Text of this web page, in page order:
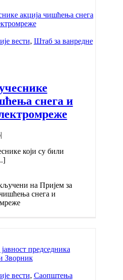
акција чишћења снега
вести, Штаб за ванредне
снега и
|
који су били
на Пријем за
снега и
председника
Зворник
вести, Саопштења